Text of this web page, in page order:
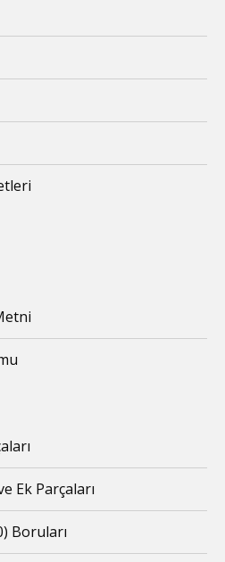
Ek Parçaları
Boruları